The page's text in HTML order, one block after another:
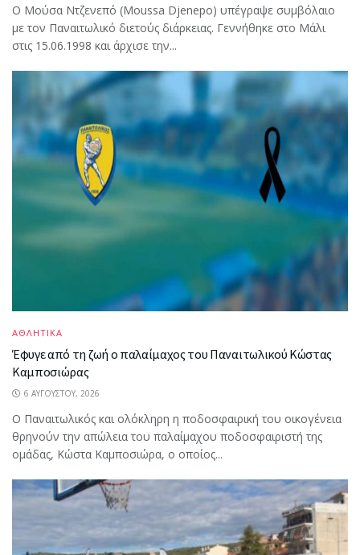
Ο Μούσα Ντζενεπό (Moussa Djenepo) υπέγραψε συμβόλαιο
με τον Παναιτωλικό διετούς διάρκειας. Γεννήθηκε στο Μάλι
στις 15.06.1998 και άρχισε την...
ΑΘΛΗΤΙΚΑ
Έφυγε από τη ζωή ο παλαίμαχος του Παναιτωλικού Κώστας
Καμποσιώρας
6 ΑΥΓΟΎΣΤΟΥ, 2026
Ο Παναιτωλικός και ολόκληρη η ποδοσφαιρική του οικογένεια
θρηνούν την απώλεια του παλαίμαχου ποδοσφαιριστή της
ομάδας, Κώστα Καμποσιώρα, ο οποίος...